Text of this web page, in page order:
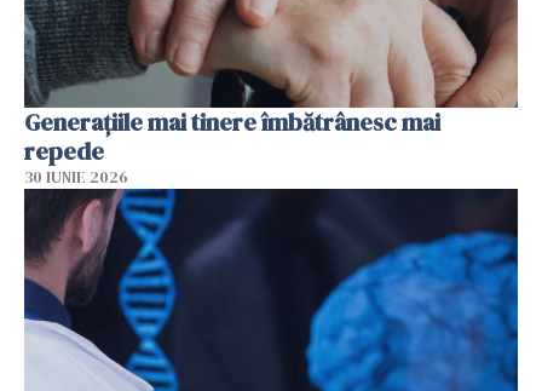
Generațiile mai tinere îmbătrânesc mai
repede
30 IUNIE 2026